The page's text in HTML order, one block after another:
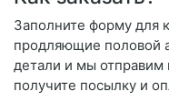
Заполните форму для
продляющие половой
детали и мы отправим
получите посылку и